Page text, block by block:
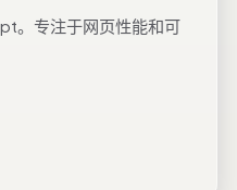
。专注于网页性能和可